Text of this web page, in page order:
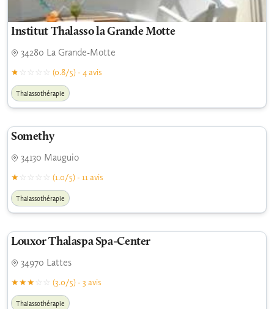
Institut Thalasso la Grande Motte
34280 La Grande-Motte
(0.8/5) - 4 avis
Thalassothérapie
Somethy
34130 Mauguio
(1.0/5) - 11 avis
Thalassothérapie
Louxor Thalaspa Spa-Center
34970 Lattes
(3.0/5) - 3 avis
Thalassothérapie